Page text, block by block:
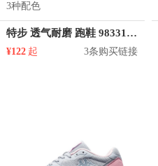
3种配色
特步 透气耐磨 跑鞋 983319329220
¥122 起 3条购买链接